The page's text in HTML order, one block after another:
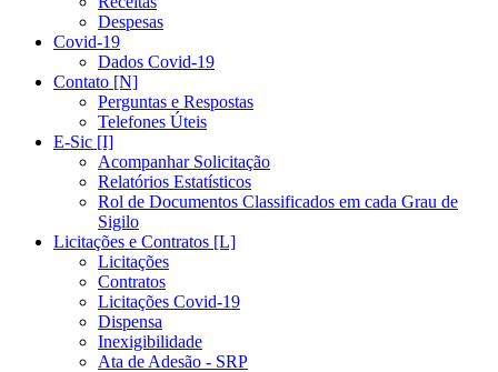
Despesas
Covid-19
Dados Covid-19
Contato [N]
Perguntas e Respostas
Telefones Úteis
E-Sic [I]
Acompanhar Solicitação
Relatórios Estatísticos
Rol de Documentos Classificados em cada Grau de
Sigilo
Licitações e Contratos [L]
Licitações
Contratos
Licitações Covid-19
Dispensa
Inexigibilidade
Ata de Adesão - SRP